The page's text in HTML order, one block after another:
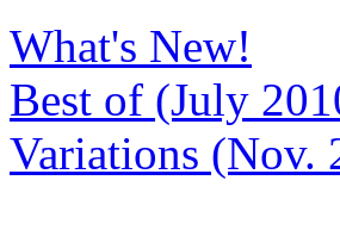
What's New!
Best of (July
Variations (Nov.